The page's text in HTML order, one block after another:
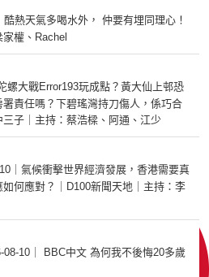
酷熱天氣多喝水外， 仲要有埋同理心！
權、Rachel
螺大戰Error193玩成點？黃大仙上邨恐
責任嗎？下碧瑤灣持刀傷人，係巧合
子｜主持：蔡浩樑、阿通、江少
｜氣候衝擊世界經濟發展，香港需要真
何應對？｜D100新聞天地｜主持：李
08-10｜ BBC中文 為何我不後悔20多歲